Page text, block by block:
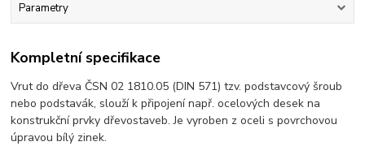
Parametry
Kompletní specifikace
Vrut do dřeva ČSN 02 1810.05 (DIN 571) tzv. podstavcový šroub
nebo podstavák, slouží k připojení např. ocelových desek na
konstrukční prvky dřevostaveb. Je vyroben z oceli s povrchovou
úpravou bílý zinek.